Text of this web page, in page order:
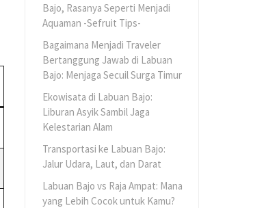
Bajo, Rasanya Seperti Menjadi
Aquaman -Sefruit Tips-
Bagaimana Menjadi Traveler
Bertanggung Jawab di Labuan
Bajo: Menjaga Secuil Surga Timur
Ekowisata di Labuan Bajo:
Liburan Asyik Sambil Jaga
Kelestarian Alam
Transportasi ke Labuan Bajo:
Jalur Udara, Laut, dan Darat
Labuan Bajo vs Raja Ampat: Mana
yang Lebih Cocok untuk Kamu?